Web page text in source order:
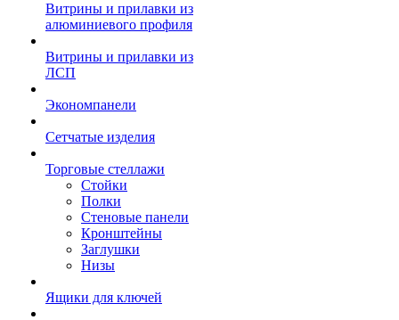
Витрины и прилавки из
алюминиевого профиля
Витрины и прилавки из
ЛСП
Экономпанели
Сетчатые изделия
Торговые стеллажи
Стойки
Полки
Стеновые панели
Кронштейны
Заглушки
Низы
Ящики для ключей